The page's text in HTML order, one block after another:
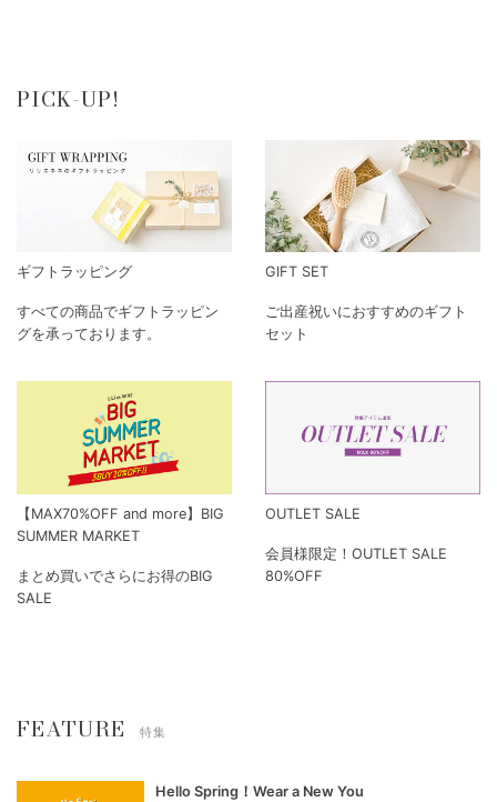
PICK-UP!
ギフトラッピング
すべての商品でギフトラッピン
グを承っております。
GIFT SET
ご出産祝いにおすすめのギフト
セット
【MAX70%OFF and more】BIG
SUMMER MARKET
まとめ買いでさらにお得のBIG
SALE
OUTLET SALE
会員様限定！OUTLET SALE
80%OFF
FEATURE 特集
Hello Spring！Wear a New You